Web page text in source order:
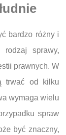
bardzo różny i
sprawy,
prawnych. W
trwać od kilku
wymaga wielu
spraw
być znaczny,